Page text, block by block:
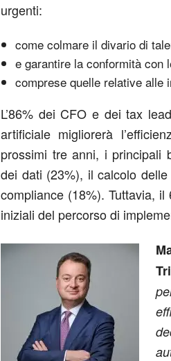
urgenti:
come colmare il divario di
e garantire la conformità con
comprese quelle relative alle
L’86% dei CFO e dei tax
artificiale migliorerà
prossimi tre anni, i principali
dei dati (23%), il calcolo
compliance (18%). Tuttavia,
iniziali del percorso di